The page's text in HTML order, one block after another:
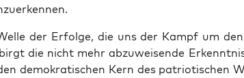
der Erfol­ge, die uns der Kampf um
die nicht mehr abzu­wei­sen­de
demo­kra­ti­schen Kern des patrio­ti­schen